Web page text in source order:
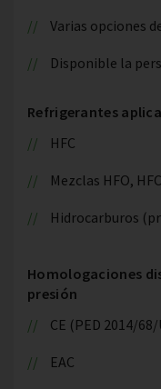
Varias opciones
Disponible la
Refrigerantes
HFC
Mezclas HFO,
Hidrocarburos
Homologaciones
presión
CE (PED 2014/68/
EAC